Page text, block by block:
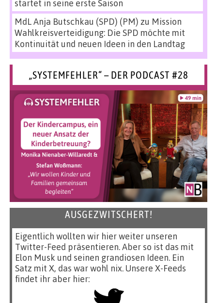
startet in seine erste Saison
MdL Anja Butschkau (SPD) (PM) zu Mission
Wahlkreisverteidigung: Die SPD möchte mit
Kontinuität und neuen Ideen in den Landtag
„SYSTEMFEHLER“ – DER PODCAST #28
AUSGEZWITSCHERT!
Eigentlich wollten wir hier weiter unseren
Twitter-Feed präsentieren. Aber so ist das mit
Elon Musk und seinen grandiosen Ideen. Ein
Satz mit X, das war wohl nix. Unsere X-Feeds
findet ihr aber hier: